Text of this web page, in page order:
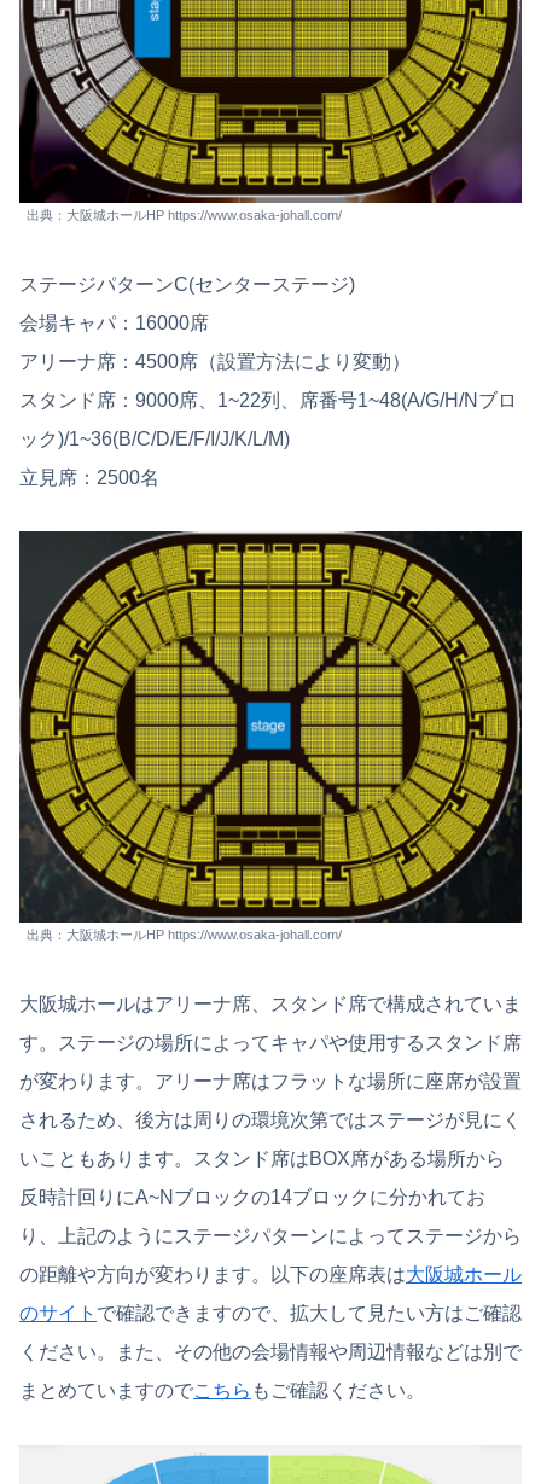
出典：大阪城ホールHP https://www.osaka-johall.com/
ステージパターンC(センターステージ)
会場キャパ：16000席
アリーナ席：4500席（設置方法により変動）
スタンド席：9000席、1~22列、席番号1~48(A/G/H/Nブロ
ック)/1~36(B/C/D/E/F/I/J/K/L/M)
立見席：2500名
出典：大阪城ホールHP https://www.osaka-johall.com/
大阪城ホールはアリーナ席、スタンド席で構成されていま
す。ステージの場所によってキャパや使用するスタンド席
が変わります。アリーナ席はフラットな場所に座席が設置
されるため、後方は周りの環境次第ではステージが見にく
いこともあります。スタンド席はBOX席がある場所から
反時計回りにA~Nブロックの14ブロックに分かれてお
り、上記のようにステージパターンによってステージから
の距離や方向が変わります。以下の座席表は大阪城ホール
のサイト で確認できますので、拡大して見たい方はご確認
ください。また、その他の会場情報や周辺情報などは別で
まとめていますのでこちら もご確認ください。